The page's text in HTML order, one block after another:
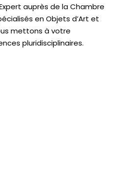
auprès de laChambre
en Objets d’Art et
mettons à votre
pluridisciplinaires.